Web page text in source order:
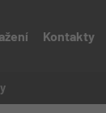
Kontakty